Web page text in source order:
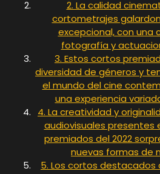
2. La calidad
cortometrajes
excepcional, con una
fotografía y
3. Estos cortos
diversidad de géneros y
el mundo del cine
una experiencia
4. La creatividad y
audiovisuales presentes
premiados del 2022
nuevas formas de
5. Los cortos destacados